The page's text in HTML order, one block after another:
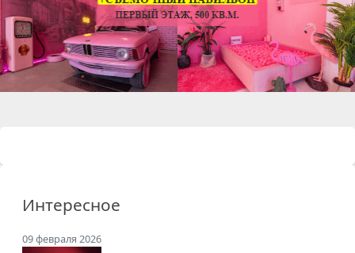
Интересное
09 февраля 2026